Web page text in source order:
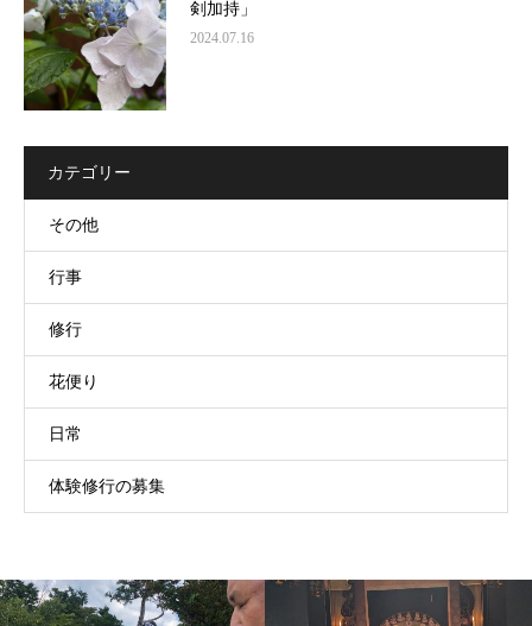
剣加持」
2024.07.16
カテゴリー
その他
行事
修行
花便り
日常
体験修行の募集